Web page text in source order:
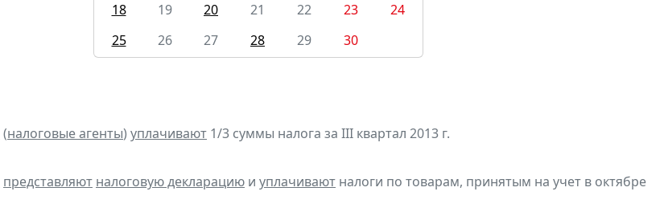
18
19 20 21 22 23
24
25
26 27 28 29 30
(налоговые агенты) уплачивают 1/3 суммы налога за III квартал 2013 г.
представляют налоговую декларацию и уплачивают налоги по товарам, принятым на учет в октябре